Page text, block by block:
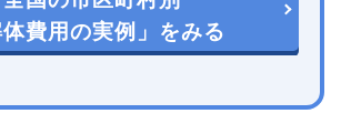
体費用の実例」をみる